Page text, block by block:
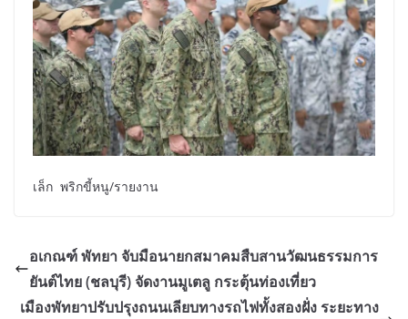
เล็ก พริกขี้หนู/รายงาน
อเกณฑ์ พัทยา จับมือนายกสมาคมสืบสานวัฒนธรรมการ
ยันต์ไทย (ชลบุรี) จัดงานมูเตลู กระตุ้นท่องเที่ยว
เมืองพัทยาปรับปรุงถนนเลียบทางรถไฟทั้งสองฝั่ง ระยะทาง